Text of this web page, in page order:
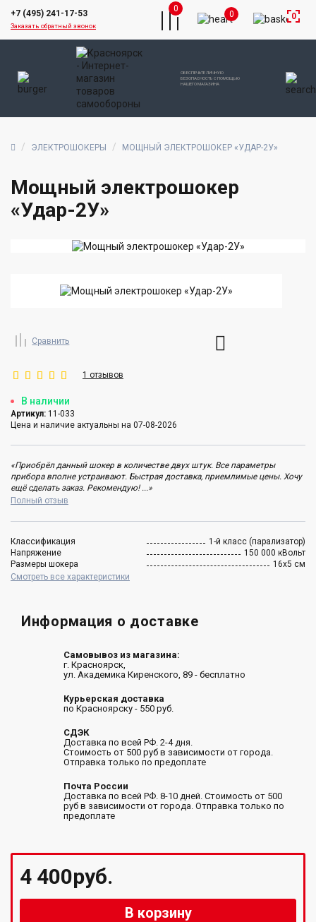
+7 (495) 241-17-53
Заказать обратный звонок
ОБЕСПЕЧЬТЕ ЛИЧНУЮ
БЕЗОПАСНОСТЬ С ПОМОЩЬЮ
НАШЕГО МАГАЗИНА
0
0 0
ЭЛЕКТРОШОКЕРЫ МОЩНЫЙ ЭЛЕКТРОШОКЕР «УДАР-2У»
Мощный электрошокер
«Удар-2У»
Сравнить
1 отзывов
В наличии
Артикул: 11-033
Цена и наличие актуальны на 07-08-2026
«Приобрёл данный шокер в количестве двух штук. Все параметры
прибора вполне устраивают. Быстрая доставка, приемлимые цены. Хочу
ещё сделать заказ. Рекомендую! ...»
Полный отзыв
Классификация
1-й класс (парализатор)
Напряжение
150 000 кВольт
Размеры шокера
16х5 см
Смотреть все характеристики
Информация о доставке
Самовывоз из магазина:
г. Красноярск,
ул. Академика Киренского, 89 - бесплатно
Курьерская доставка
по Красноярску - 550 руб.
СДЭК
Доставка по всей РФ. 2-4 дня.
Стоимость от 500 руб в зависимости от города.
Отправка только по предоплате
Почта России
Доставка по всей РФ. 8-10 дней. Стоимость от 500
руб в зависимости от города. Отправка только по
предоплате
4 400руб.
В корзину